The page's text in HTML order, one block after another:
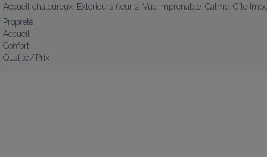
Accueil chaleureux. Extérieurs fleuris. Vue imprenable. Calme. Gîte
Propreté
Accueil
Confort
Qualité / Prix